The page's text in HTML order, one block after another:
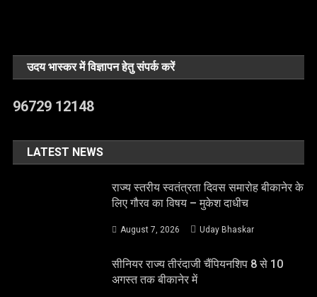
उदय भास्कर में विज्ञापन हेतु संपर्क करें
96729 12148
LATEST NEWS
राज्य स्तरीय स्वतंत्रता दिवस समारोह बीकानेर के
लिए गौरव का विषय – मुकेश दाधीच
August 7, 2026 Uday Bhaskar
सीनियर राज्य तीरंदाजी चैंपियनशिप 8 से 10
अगस्त तक बीकानेर में